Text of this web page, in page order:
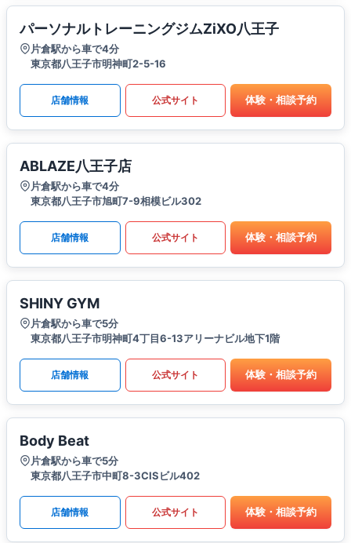
パーソナルトレーニングジムZiXO八王子
片倉駅から車で4分
東京都八王子市明神町2-5-16
店舗情報 公式サイト 体験・相談予約
ABLAZE八王子店
片倉駅から車で4分
東京都八王子市旭町7-9相模ビル302
店舗情報 公式サイト 体験・相談予約
SHINY GYM
片倉駅から車で5分
東京都八王子市明神町4丁目6-13アリーナビル地下1階
店舗情報 公式サイト 体験・相談予約
Body Beat
片倉駅から車で5分
東京都八王子市中町8-3CISビル402
店舗情報 公式サイト 体験・相談予約